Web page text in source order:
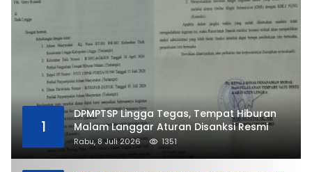
1
DPMPTSP Lingga Tegas, Tempat Hiburan
Malam Langgar Aturan Disanksi Resmi
Rabu, 8 Juli 2026 1351